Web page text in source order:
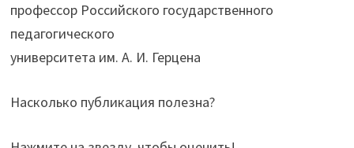
профессор Российского государственного
педагогического
университета им. А. И. Герцена
Насколько публикация полезна?